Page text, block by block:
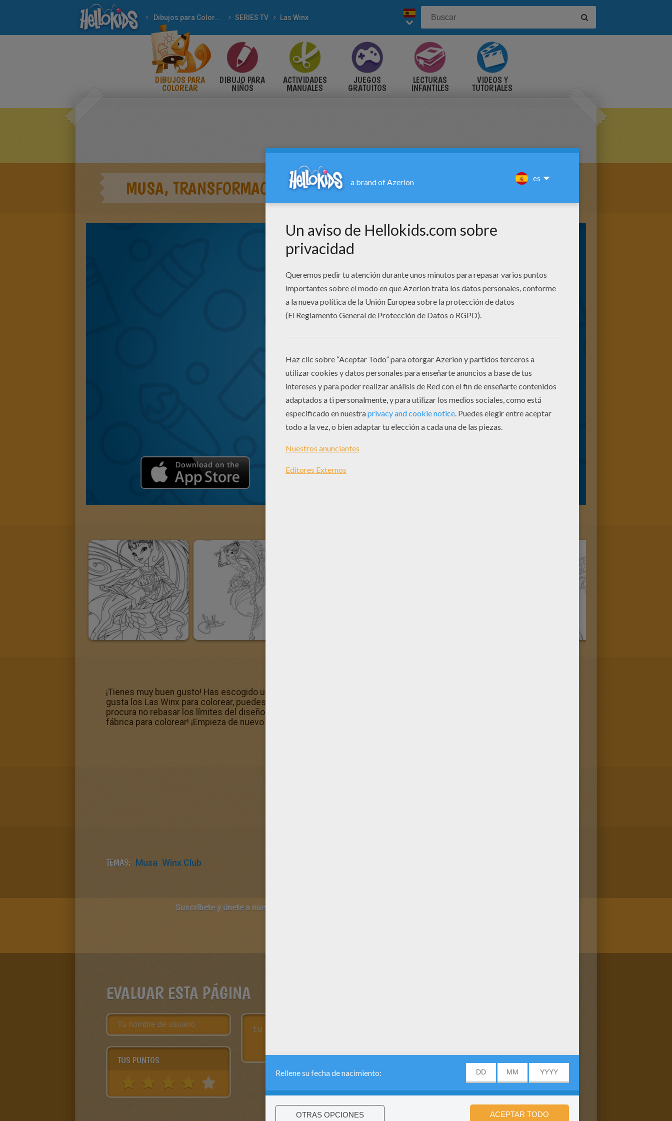
Dibujos para Colorear SERIES TV Las Winx
DIBUJOS PARA
COLOREAR
DIBUJO PARA
NIÑOS
ACTIVIDADES
MANUALES
JUEGOS
GRATUITOS
LECTURAS
INFANTILES
VIDEOS Y
TUTORIALES
MUSA, TRANSFORMACIÓN EN SIRENIX
¡Tienes muy buen gusto! Has escogido un dibujo de Musa, transformación en Sirenix muy hermoso. ¡Sabes que si te
gusta los Las Winx para colorear, puedes colorearlos todos o guardarlos para pintarlos más tarde! Mejora tu destreza,
procura no rebasar los límites del diseño Musa, transformación en Sirenix, y diviértete con las herramientas de la
fábrica para colorear! ¡Empieza de nuevo con todos los Las Winx para colorear!
TEMAS: Musa Winx Club
Suscríbete y únete a nuestro canal de vídeos para niños en Youtube:
EVALUAR ESTA PÁGINA
TUS PUNTOS